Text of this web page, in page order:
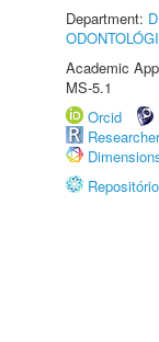
Department:
Academic
MS-5.1
Orcid